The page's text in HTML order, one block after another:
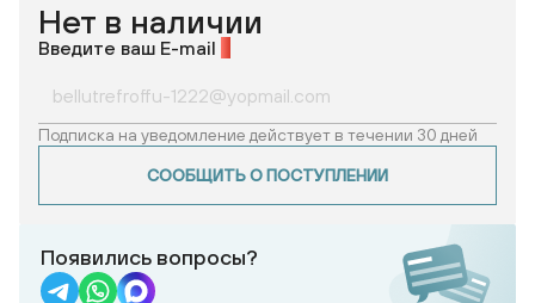
Нет в наличии
Введите ваш E-mail
Подписка на уведомление действует в течении 30 дней
СООБЩИТЬ О ПОСТУПЛЕНИИ
Появились вопросы?